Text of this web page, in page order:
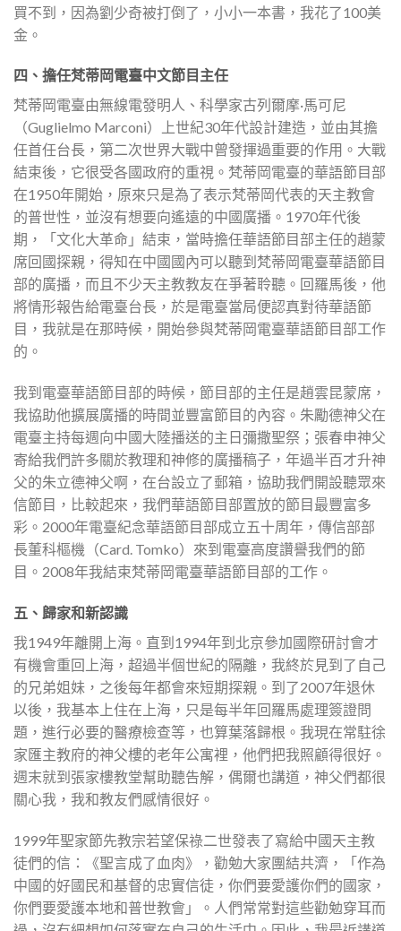
買不到，因為劉少奇被打倒了，小小一本書，我花了100美
金。
四、擔任梵蒂岡電臺中文節目主任
梵蒂岡電臺由無線電發明人、科學家古列爾摩·馬可尼
（Guglielmo Marconi）上世紀30年代設計建造，並由其擔
任首任台長，第二次世界大戰中曾發揮過重要的作用。大戰
結束後，它很受各國政府的重視。梵蒂岡電臺的華語節目部
在1950年開始，原來只是為了表示梵蒂岡代表的天主教會
的普世性，並沒有想要向遙遠的中國廣播。1970年代後
期，「文化大革命」結束，當時擔任華語節目部主任的趙蒙
席回國探親，得知在中國國內可以聽到梵蒂岡電臺華語節目
部的廣播，而且不少天主教教友在爭著聆聽。回羅馬後，他
將情形報告給電臺台長，於是電臺當局便認真對待華語節
目，我就是在那時候，開始參與梵蒂岡電臺華語節目部工作
的。
我到電臺華語節目部的時候，節目部的主任是趙雲昆蒙席，
我協助他擴展廣播的時間並豐富節目的內容。朱勵德神父在
電臺主持每週向中國大陸播送的主日彌撒聖祭；張春申神父
寄給我們許多關於教理和神修的廣播稿子，年過半百才升神
父的朱立德神父啊，在台設立了郵箱，協助我們開設聽眾來
信節目，比較起來，我們華語節目部置放的節目最豐富多
彩。2000年電臺紀念華語節目部成立五十周年，傳信部部
長董科樞機（Card. Tomko）來到電臺高度讚譽我們的節
目。2008年我結束梵蒂岡電臺華語節目部的工作。
五、歸家和新認識
我1949年離開上海。直到1994年到北京參加國際研討會才
有機會重回上海，超過半個世紀的隔離，我終於見到了自己
的兄弟姐妹，之後每年都會來短期探親。到了2007年退休
以後，我基本上住在上海，只是每半年回羅馬處理簽證問
題，進行必要的醫療檢查等，也算葉落歸根。我現在常駐徐
家匯主教府的神父樓的老年公寓裡，他們把我照顧得很好。
週末就到張家樓教堂幫助聽告解，偶爾也講道，神父們都很
關心我，我和教友們感情很好。
1999年聖家節先教宗若望保祿二世發表了寫給中國天主教
徒們的信：《聖言成了血肉》，勸勉大家團結共濟，「作為
中國的好國民和基督的忠實信徒，你們要愛護你們的國家，
你們要愛護本地和普世教會」。人們常常對這些勸勉穿耳而